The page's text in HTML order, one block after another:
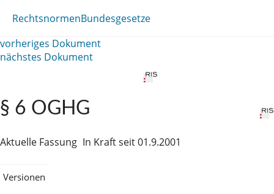
RechtsnormenBundesgesetze
vorheriges Dokument
nächstes Dokument
§ 6 OGHG
Aktuelle Fassung In Kraft seit 01.9.2001
Versionen